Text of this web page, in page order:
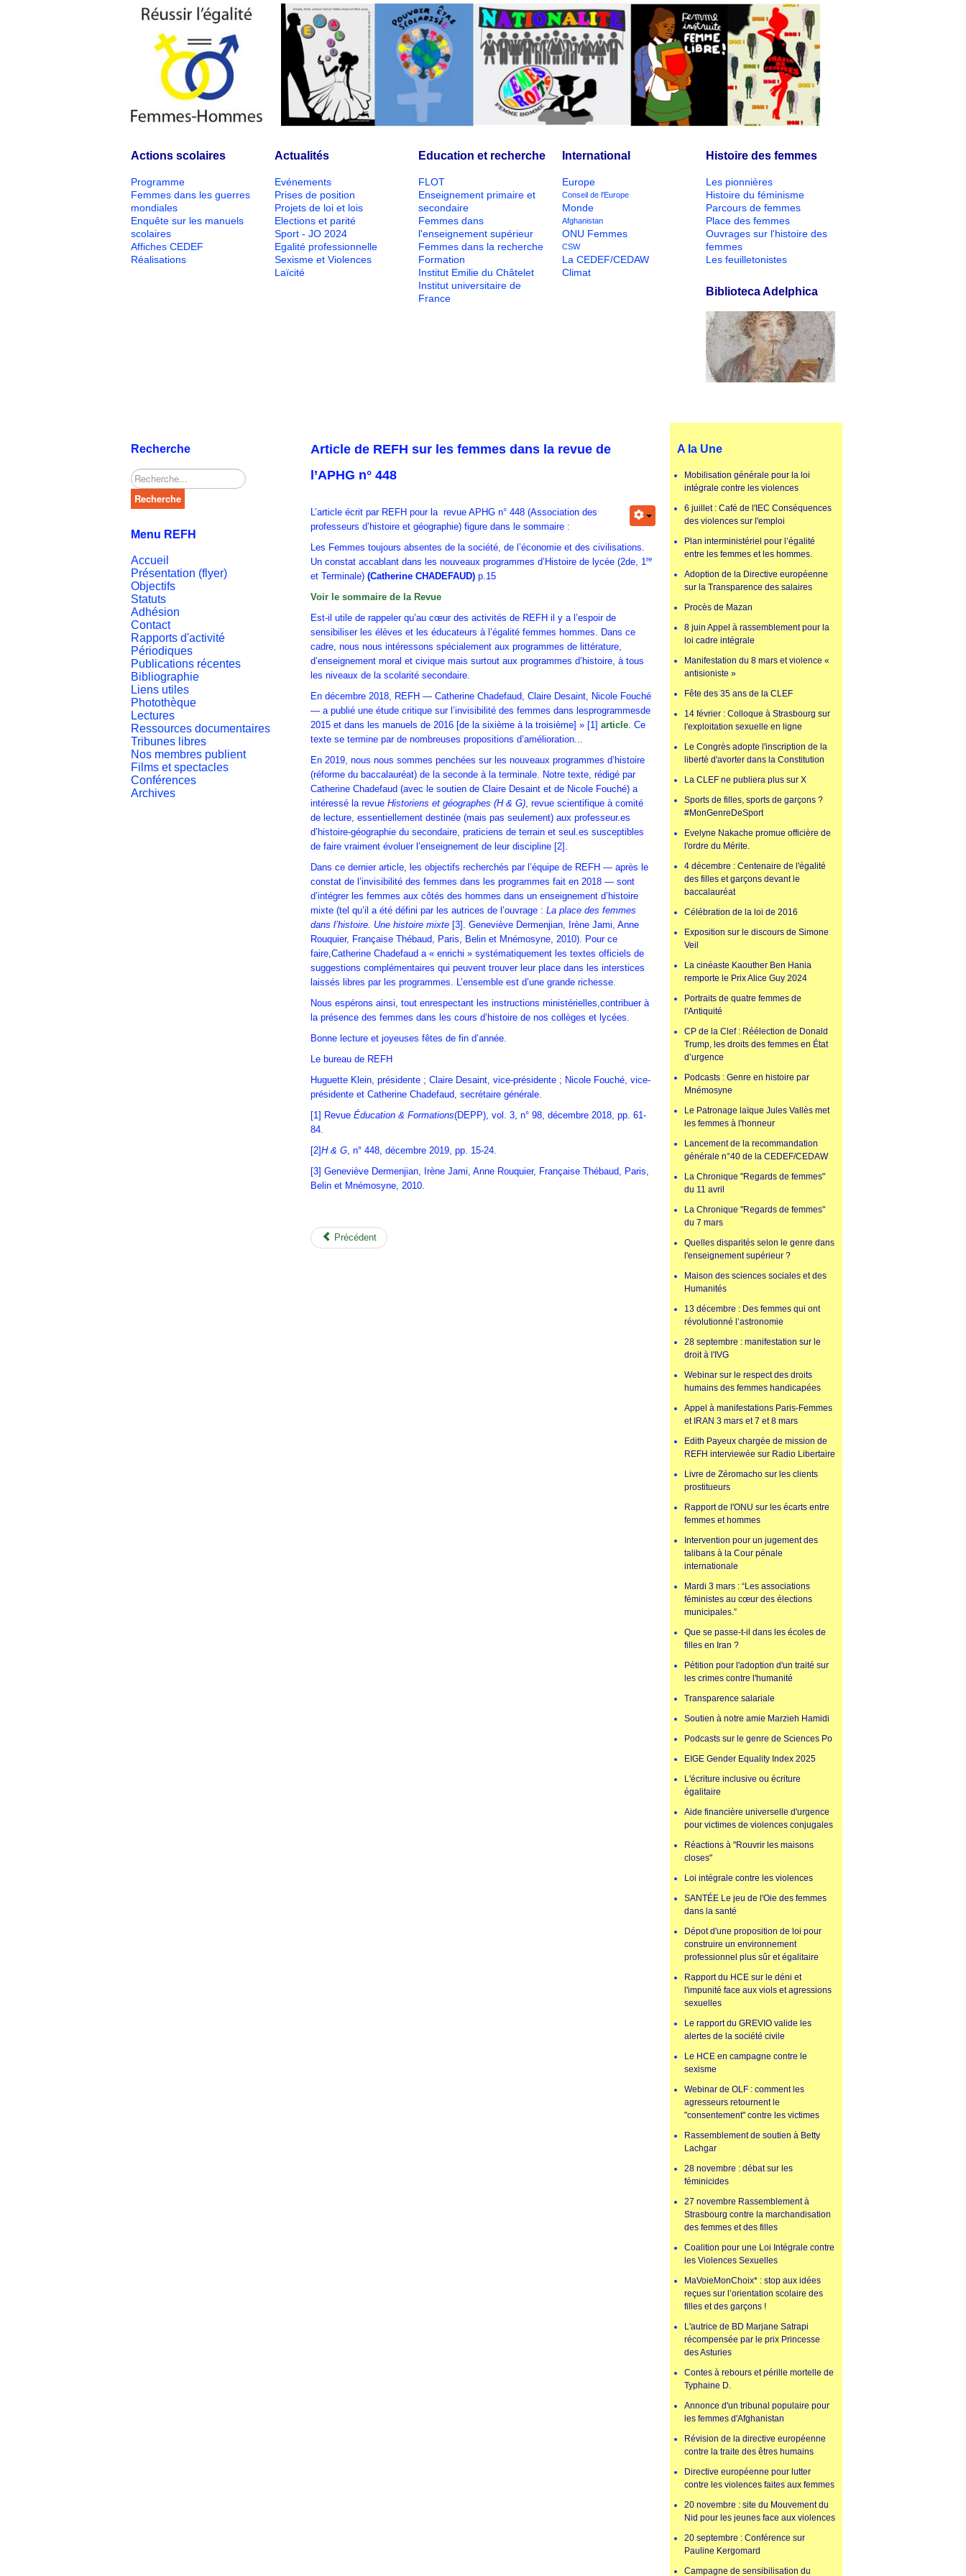
Actions scolaires
Programme
Femmes dans les guerres
mondiales
Enquête sur les manuels
scolaires
Affiches CEDEF
Réalisations
Actualités
Evénements
Prises de position
Projets de loi et lois
Elections et parité
Sport - JO 2024
Egalité professionnelle
Sexisme et Violences
Laïcité
Education et recherche
FLOT
Enseignement primaire et
secondaire
Femmes dans
l'enseignement supérieur
Femmes dans la recherche
Formation
Institut Emilie du Châtelet
Institut universitaire de
France
International
Europe
Conseil de l'Europe
Monde
Afghanistan
ONU Femmes
CSW
La CEDEF/CEDAW
Climat
Histoire des femmes
Les pionnières
Histoire du féminisme
Parcours de femmes
Place des femmes
Ouvrages sur l'histoire des
femmes
Les feuilletonistes
Biblioteca Adelphica
Recherche
Rechercher
Recherche
Menu REFH
Accueil
Présentation (flyer)
Objectifs
Statuts
Adhésion
Contact
Rapports d'activité
Périodiques
Publications récentes
Bibliographie
Liens utiles
Photothèque
Lectures
Ressources documentaires
Tribunes libres
Nos membres publient
Films et spectacles
Conférences
Archives
Article de REFH sur les femmes dans la revue de
l’APHG n° 448
L’article écrit par REFH pour la revue APHG n° 448 (Association des
professeurs d’histoire et géographie) figure dans le sommaire :
Les Femmes toujours absentes de la société, de l’économie et des civilisations.
Un constat accablant dans les nouveaux programmes d’Histoire de lycée (2de, 1re
et Terminale) (Catherine CHADEFAUD) p.15
Voir le sommaire de la Revue
Est-il utile de rappeler qu’au cœur des activités de REFH il y a l’espoir de
sensibiliser les élèves et les éducateurs à l’égalité femmes hommes. Dans ce
cadre, nous nous intéressons spécialement aux programmes de littérature,
d’enseignement moral et civique mais surtout aux programmes d’histoire, à tous
les niveaux de la scolarité secondaire.
En décembre 2018, REFH — Catherine Chadefaud, Claire Desaint, Nicole Fouché
— a publié une étude critique sur l’invisibilité des femmes dans lesprogrammesde
2015 et dans les manuels de 2016 [de la sixième à la troisième] » [1] article. Ce
texte se termine par de nombreuses propositions d’amélioration...
En 2019, nous nous sommes penchées sur les nouveaux programmes d’histoire
(réforme du baccalauréat) de la seconde à la terminale. Notre texte, rédigé par
Catherine Chadefaud (avec le soutien de Claire Desaint et de Nicole Fouché) a
intéressé la revue Historiens et géographes (H & G), revue scientifique à comité
de lecture, essentiellement destinée (mais pas seulement) aux professeur.es
d’histoire-géographie du secondaire, praticiens de terrain et seul.es susceptibles
de faire vraiment évoluer l’enseignement de leur discipline [2] .
Dans ce dernier article, les objectifs recherchés par l’équipe de REFH — après le
constat de l’invisibilité des femmes dans les programmes fait en 2018 — sont
d’intégrer les femmes aux côtés des hommes dans un enseignement d’histoire
mixte (tel qu’il a été défini par les autrices de l’ouvrage : La place des femmes
dans l’histoire. Une histoire mixte [3]. Geneviève Dermenjian, Irène Jami, Anne
Rouquier, Française Thébaud, Paris, Belin et Mnémosyne, 2010). Pour ce
faire,Catherine Chadefaud a « enrichi » systématiquement les textes officiels de
suggestions complémentaires qui peuvent trouver leur place dans les interstices
laissés libres par les programmes. L’ensemble est d’une grande richesse.
Nous espérons ainsi, tout enrespectant les instructions ministérielles,contribuer à
la présence des femmes dans les cours d’histoire de nos collèges et lycées.
Bonne lecture et joyeuses fêtes de fin d’année.
Le bureau de REFH
Huguette Klein, présidente ; Claire Desaint, vice-présidente ; Nicole Fouché, vice-
présidente et Catherine Chadefaud, secrétaire générale.
[1] Revue Éducation & Formations(DEPP), vol. 3, n° 98, décembre 2018, pp. 61-
84.
[2]H & G, n° 448, décembre 2019, pp. 15-24.
[3] Geneviève Dermenjian, Irène Jami, Anne Rouquier, Française Thébaud, Paris,
Belin et Mnémosyne, 2010.
Précédent
A la Une
Mobilisation générale pour la loi
intégrale contre les violences
6 juillet : Café de l'IEC Conséquences
des violences sur l'emploi
Plan interministériel pour l’égalité
entre les femmes et les hommes.
Adoption de la Directive européenne
sur la Transparence des salaires
Procès de Mazan
8 juin Appel à rassemblement pour la
loi cadre intégrale
Manifestation du 8 mars et violence «
antisioniste »
Fête des 35 ans de la CLEF
14 février : Colloque à Strasbourg sur
l'exploitation sexuelle en ligne
Le Congrès adopte l'inscription de la
liberté d'avorter dans la Constitution
La CLEF ne publiera plus sur X
Sports de filles, sports de garçons ?
#MonGenreDeSport
Evelyne Nakache promue officière de
l'ordre du Mérite.
4 décembre : Centenaire de l'égalité
des filles et garçons devant le
baccalauréat
Célébration de la loi de 2016
Exposition sur le discours de Simone
Veil
La cinéaste Kaouther Ben Hania
remporte le Prix Alice Guy 2024
Portraits de quatre femmes de
l'Antiquité
CP de la Clef : Réélection de Donald
Trump, les droits des femmes en État
d’urgence
Podcasts : Genre en histoire par
Mnémosyne
Le Patronage laïque Jules Vallès met
les femmes à l'honneur
Lancement de la recommandation
générale n°40 de la CEDEF/CEDAW
La Chronique "Regards de femmes"
du 11 avril
La Chronique "Regards de femmes"
du 7 mars
Quelles disparités selon le genre dans
l'enseignement supérieur ?
Maison des sciences sociales et des
Humanités
13 décembre : Des femmes qui ont
révolutionné l’astronomie
28 septembre : manifestation sur le
droit à l'IVG
Webinar sur le respect des droits
humains des femmes handicapées
Appel à manifestations Paris-Femmes
et IRAN 3 mars et 7 et 8 mars
Edith Payeux chargée de mission de
REFH interviewée sur Radio Libertaire
Livre de Zéromacho sur les clients
prostitueurs
Rapport de l'ONU sur les écarts entre
femmes et hommes
Intervention pour un jugement des
talibans à la Cour pénale
internationale
Mardi 3 mars : “Les associations
féministes au cœur des élections
municipales.”
Que se passe-t-il dans les écoles de
filles en Iran ?
Pétition pour l'adoption d'un traité sur
les crimes contre l'humanité
Transparence salariale
Soutien à notre amie Marzieh Hamidi
Podcasts sur le genre de Sciences Po
EIGE Gender Equality Index 2025
L'écriture inclusive ou écriture
égalitaire
Aide financière universelle d'urgence
pour victimes de violences conjugales
Réactions à "Rouvrir les maisons
closes"
Loi intégrale contre les violences
SANTÉE Le jeu de l'Oie des femmes
dans la santé
Dépot d'une proposition de loi pour
construire un environnement
professionnel plus sûr et égalitaire
Rapport du HCE sur le déni et
l'impunité face aux viols et agressions
sexuelles
Le rapport du GREVIO valide les
alertes de la société civile
Le HCE en campagne contre le
sexisme
Webinar de OLF : comment les
agresseurs retournent le
"consentement" contre les victimes
Rassemblement de soutien à Betty
Lachgar
28 novembre : débat sur les
féminicides
27 novembre Rassemblement à
Strasbourg contre la marchandisation
des femmes et des filles
Coalition pour une Loi Intégrale contre
les Violences Sexuelles
MaVoieMonChoix* : stop aux idées
reçues sur l’orientation scolaire des
filles et des garçons !
L'autrice de BD Marjane Satrapi
récompensée par le prix Princesse
des Asturies
Contes à rebours et pérille mortelle de
Typhaine D.
Annonce d'un tribunal populaire pour
les femmes d'Afghanistan
Révision de la directive européenne
contre la traite des êtres humains
Directive européenne pour lutter
contre les violences faites aux femmes
20 novembre : site du Mouvement du
Nid pour les jeunes face aux violences
20 septembre : Conférence sur
Pauline Kergomard
Campagne de sensibilisation du